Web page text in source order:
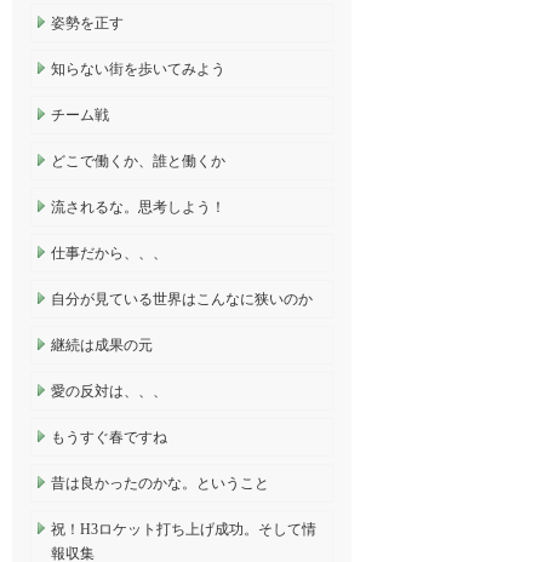
姿勢を正す
知らない街を歩いてみよう
チーム戦
どこで働くか、誰と働くか
流されるな。思考しよう！
仕事だから、、、
自分が見ている世界はこんなに狭いのか
継続は成果の元
愛の反対は、、、
もうすぐ春ですね
昔は良かったのかな。ということ
祝！H3ロケット打ち上げ成功。そして情
報収集